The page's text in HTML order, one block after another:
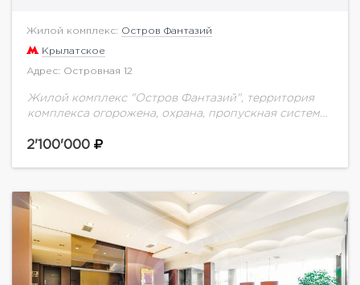
Жилой комплекс: Остров Фантазий
Крылатское
Адрес: Островная 12
Жилой комплекс "Остров Фантазий", территория
комплекса огорожена, охрана, пропускная система.
входа в данную половину. Панорамное остекление,
2'100'000